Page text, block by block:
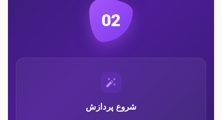
02
شروع پردازش